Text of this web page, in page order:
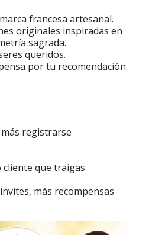
francesa artesanal.
originales inspiradas en
sagrada.
queridos.
por tu recomendación.
registrarse
cliente que traigas
más recompensas